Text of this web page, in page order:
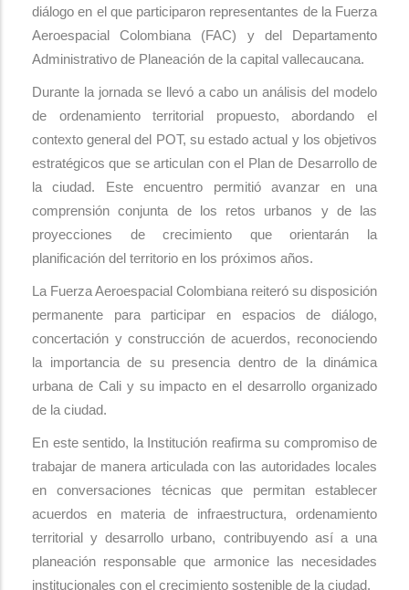
diálogo en el que participaron representantes de la Fuerza
Aeroespacial Colombiana (FAC) y del Departamento
Administrativo de Planeación de la capital vallecaucana.
Durante la jornada se llevó a cabo un análisis del modelo
de ordenamiento territorial propuesto, abordando el
contexto general del POT, su estado actual y los objetivos
estratégicos que se articulan con el Plan de Desarrollo de
la ciudad. Este encuentro permitió avanzar en una
comprensión conjunta de los retos urbanos y de las
proyecciones de crecimiento que orientarán la
planificación del territorio en los próximos años.
La Fuerza Aeroespacial Colombiana reiteró su disposición
permanente para participar en espacios de diálogo,
concertación y construcción de acuerdos, reconociendo
la importancia de su presencia dentro de la dinámica
urbana de Cali y su impacto en el desarrollo organizado
de la ciudad.
En este sentido, la Institución reafirma su compromiso de
trabajar de manera articulada con las autoridades locales
en conversaciones técnicas que permitan establecer
acuerdos en materia de infraestructura, ordenamiento
territorial y desarrollo urbano, contribuyendo así a una
planeación responsable que armonice las necesidades
institucionales con el crecimiento sostenible de la ciudad.